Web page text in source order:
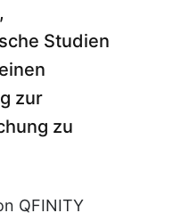
Studien
zur
zu
QFINITY